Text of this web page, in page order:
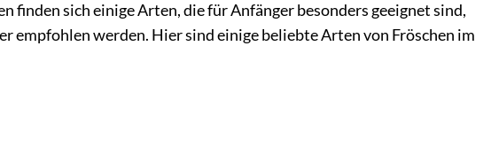
finden sich einige Arten, die für Anfänger besonders geeignet sind,
empfohlen werden. Hier sind einige beliebte Arten von Fröschen im